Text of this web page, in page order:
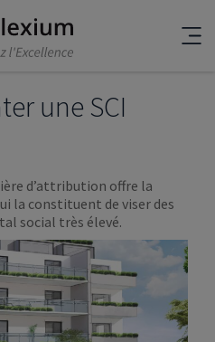
une SCI
d’attribution offre la
la constituent de viser des
social très élevé.